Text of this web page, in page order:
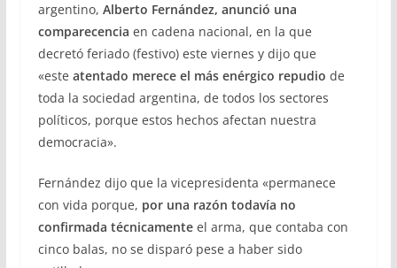
argentino, Alberto Fernández, anunció una
comparecencia en cadena nacional, en la que
decretó feriado (festivo) este viernes y dijo que
«este atentado merece el más enérgico repudio de
toda la sociedad argentina, de todos los sectores
políticos, porque estos hechos afectan nuestra
democracia».
Fernández dijo que la vicepresidenta «permanece
con vida porque, por una razón todavía no
confirmada técnicamenteel arma, que contaba con
cinco balas, no se disparó pese a haber sido